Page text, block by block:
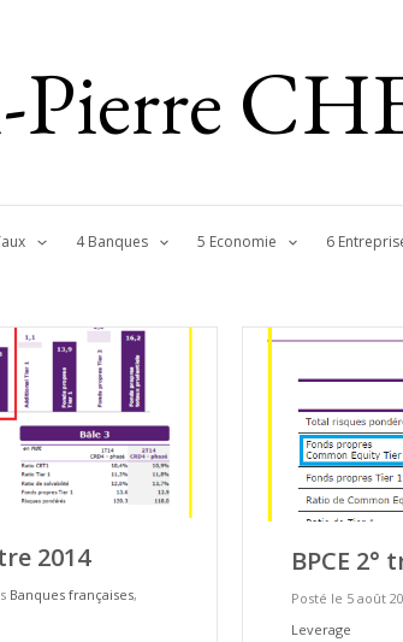
Pierre
4 Banques 5 Economie 6
2014
Banques françaises,
BPCE 2°
Posté le 5 août
Leverage